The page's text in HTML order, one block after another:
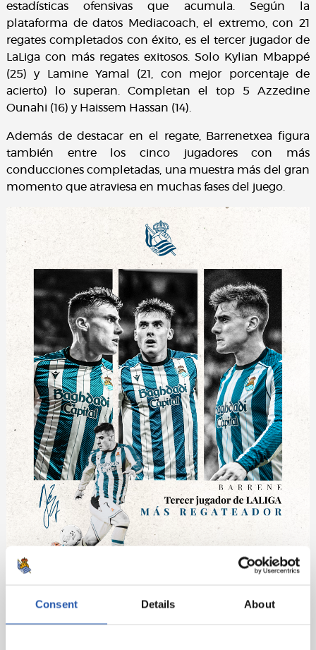
Consent Details About
estadísticas ofensivas que acumula. Según la
plataforma de datos Mediacoach, el extremo, con 21
regates completados con éxito, es el tercer jugador de
LaLiga con más regates exitosos. Solo Kylian Mbappé
(25) y Lamine Yamal (21, con mejor porcentaje de
acierto) lo superan. Completan el top 5 Azzedine
Ounahi (16) y Haissem Hassan (14).
Además de destacar en el regate, Barrenetxea figura
también entre los cinco jugadores con más
conducciones completadas, una muestra más del gran
momento que atraviesa en muchas fases del juego.